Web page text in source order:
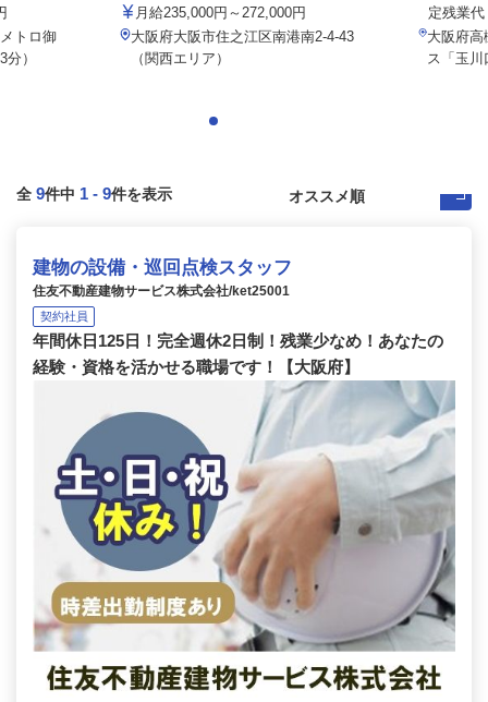
トロ御
）
月給235,000円～272,000円
大阪府大阪市住之江区南港南2-4-43
（関西エリア）
定残業
大阪府高
ス「玉
全 9件中 1 - 9件を表示
建物の設備・巡回点検スタッフ
住友不動産建物サービス株式会社/ket25001
契約社員
年間休日125日！完全週休2日制！残業少なめ！あなたの
経験・資格を活かせる職場です！【大阪府】